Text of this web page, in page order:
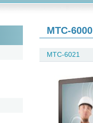
MTC-6000
MTC-6021